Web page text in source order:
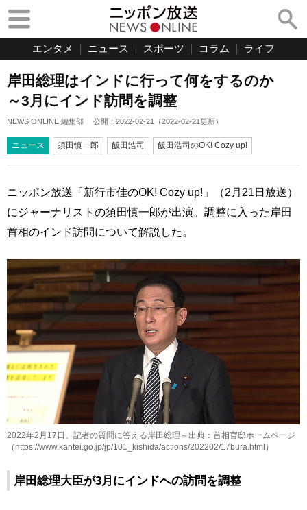
エンタメ ニュース スポーツ コラム ライフ
岸田総理はインドに行って何をするのか
～3月にインド訪問を調整
NEWS ONLINE 編集部 公開： 2022-02-21 （2022-02-21更新）
ニュース 須田慎一郎 飯田浩司 飯田浩司のOK! Cozy up!
ニッポン放送「新行市佳のOK! Cozy up!」（2月21日放送）
にジャーナリストの須田慎一郎が出演。調整に入った岸田
首相のインド訪問について解説した。
2022年2月17日、記者の質問に答える岸田総理～出典：首相官邸ホームページ
（https://www.kantei.go.jp/jp/101_kishida/actions/202202/17bura.html）
岸田総理大臣が3月にインドへの訪問を調整